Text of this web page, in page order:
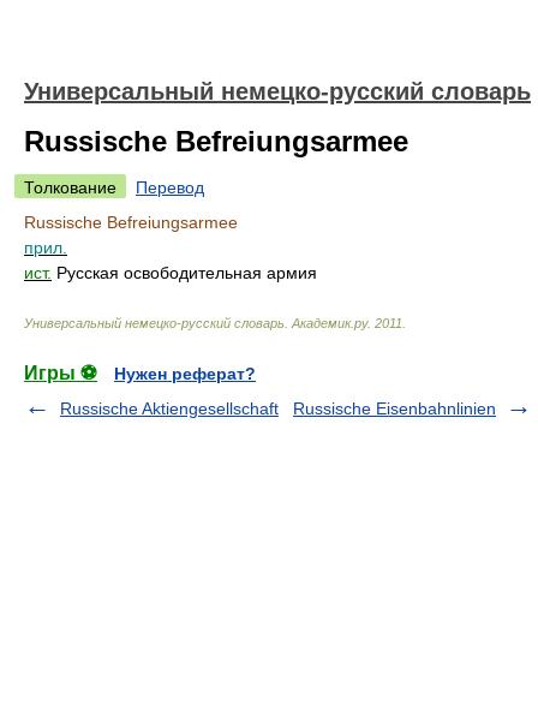
Универсальный немецко-русский словарь
Russische Befreiungsarmee
Толкование
Перевод
Russische Befreiungsarmee
прил.
ист. Русская освободительная армия
Универсальный немецко-русский словарь Академик.ру. 2011
Игры ⚽
Нужен реферат?
Russische Aktiengesellschaft
Russische Eisenbahnlinien